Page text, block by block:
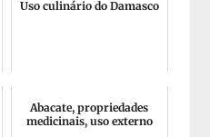
Uso culinário do Damasco
Abacate, propriedades
medicinais, uso externo